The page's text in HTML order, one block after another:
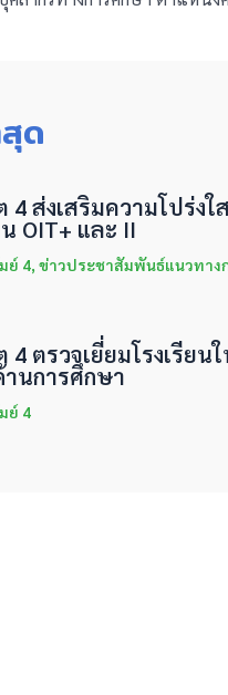
ด
ส่งเสริมความโปร่ง
OIT+ และ II
ย์ 4, ข่าวประชาสัมพันธ์แนวทาง
ตรวจเยี่ยมโรงเรียน
นการศึกษา
ย์ 4